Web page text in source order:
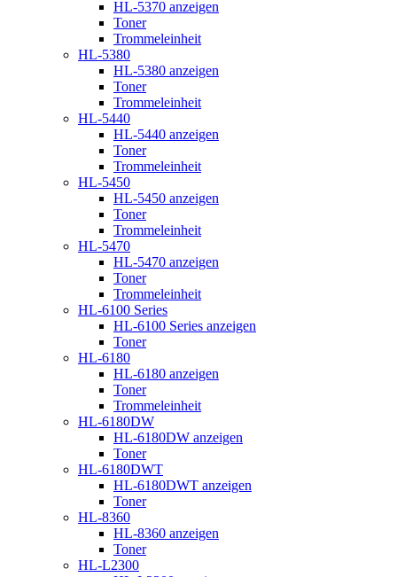
HL-5370 anzeigen
Toner
Trommeleinheit
HL-5380
HL-5380 anzeigen
Toner
Trommeleinheit
HL-5440
HL-5440 anzeigen
Toner
Trommeleinheit
HL-5450
HL-5450 anzeigen
Toner
Trommeleinheit
HL-5470
HL-5470 anzeigen
Toner
Trommeleinheit
HL-6100 Series
HL-6100 Series anzeigen
Toner
HL-6180
HL-6180 anzeigen
Toner
Trommeleinheit
HL-6180DW
HL-6180DW anzeigen
Toner
HL-6180DWT
HL-6180DWT anzeigen
Toner
HL-8360
HL-8360 anzeigen
Toner
HL-L2300